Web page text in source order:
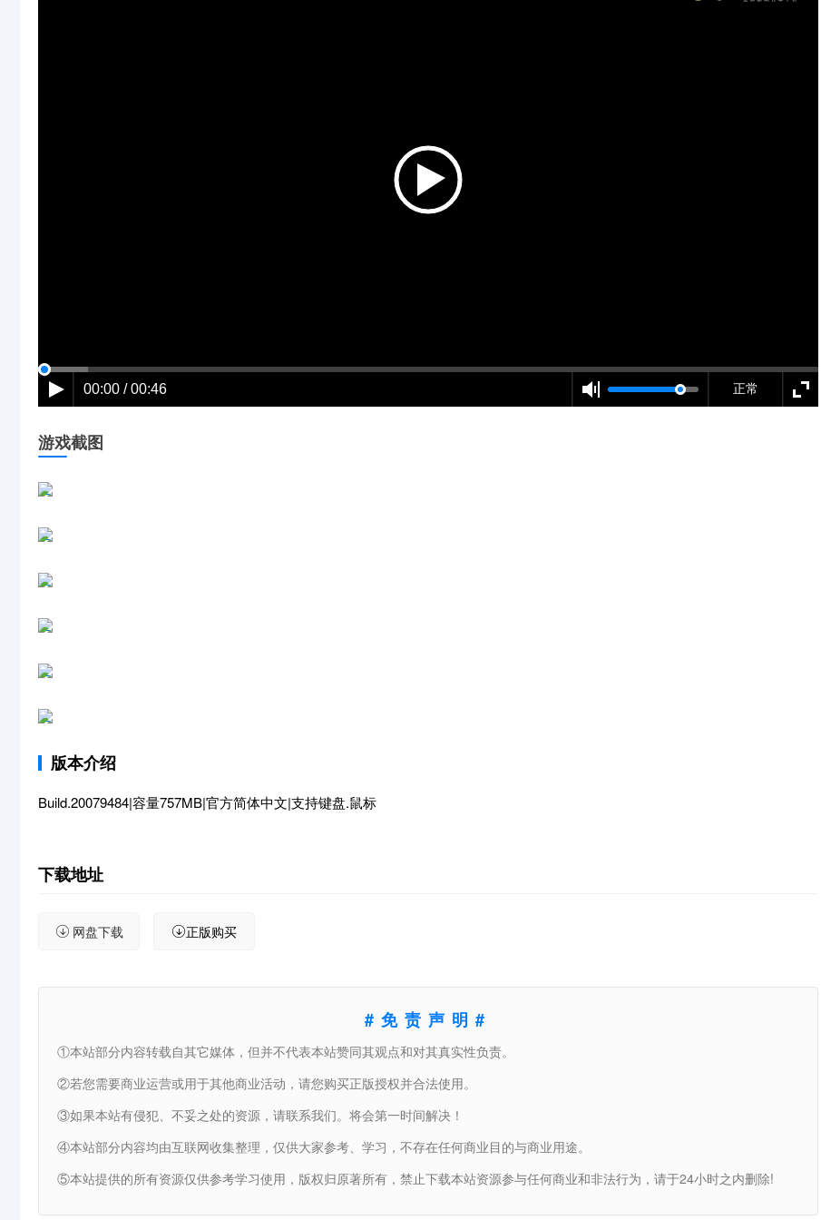
游戏截图
版本介绍
Build.20079484|容量757MB|官方简体中文|支持键盘.鼠标
下载地址
网盘下载 正版购买
#免责声明#
①本站部分内容转载自其它媒体，但并不代表本站赞同其观点和对其真实性负责。
②若您需要商业运营或用于其他商业活动，请您购买正版授权并合法使用。
③如果本站有侵犯、不妥之处的资源，请联系我们。将会第一时间解决！
④本站部分内容均由互联网收集整理，仅供大家参考、学习，不存在任何商业目的与商业用途。
⑤本站提供的所有资源仅供参考学习使用，版权归原著所有，禁止下载本站资源参与任何商业和非法行为，请于24小时之内删除!